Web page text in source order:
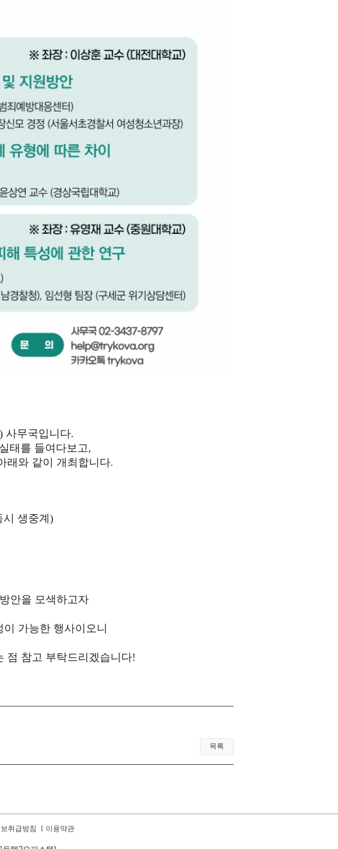
사무국입니다.
태를 들여다보고,
래와 같이 개최합니다.
생중계)
안을 모색하고자
가능한 행사이오니
점 참고 부탁드리겠습니다!
목록
취급방침 이용약관